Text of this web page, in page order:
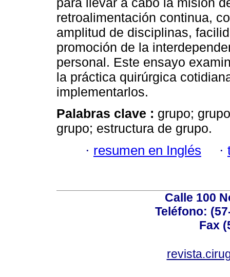
retroalimentación continua,
amplitud de disciplinas,
promoción de la
personal. Este ensayo
la práctica quirúrgica
implementarlos.
Palabras clave : grupo;
grupo; estructura de grupo.
· resumen en Inglés ·
Calle 100
Teléfono:
Fax